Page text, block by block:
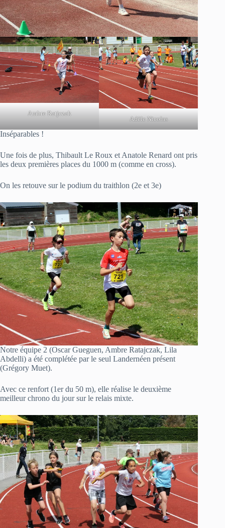
Ambre Ratjczak
Adèle Nicolas
Inséparables !
Une fois de plus, Thibault Le Roux et Anatole Renard ont pris
les deux premières places du 1000 m (comme en cross).
On les retouve sur le podium du traithlon (2e et 3e)
Notre équipe 2 (Oscar Gueguen, Ambre Ratajczak, Lila
Abdelli) a été complétée par le seul Landernéen présent
(Grégory Muet).
Avec ce renfort (1er du 50 m), elle réalise le deuxième
meilleur chrono du jour sur le relais mixte.